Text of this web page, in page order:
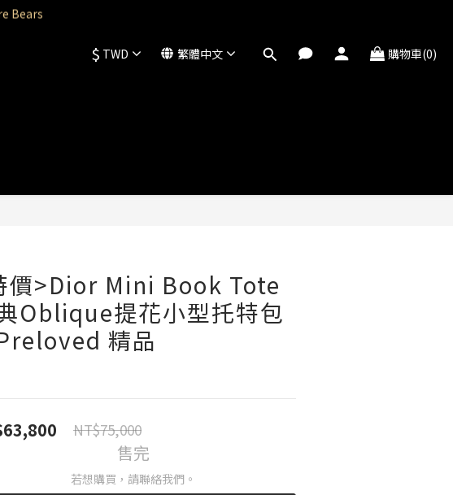
Bears
$ TWD 繁體中文 購物車(0)
價>Dior Mini Book Tote
Oblique提花小型托特包
精品
NT$75,000
售完
若想購買，請聯絡我們。